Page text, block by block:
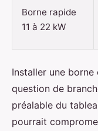
Borne rapide
11 à 22 kW
Installer une borne
question de
préalable du
pourrait